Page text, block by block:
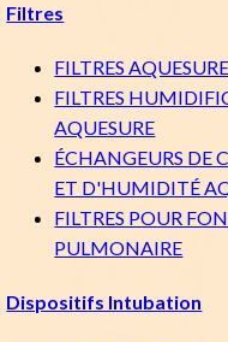
Filtres
FILTRES AQUESURE
FILTRES
AQUESURE
ÉCHANGEURS DE
ET D'HUMIDITÉ
FILTRES POUR
PULMONAIRE
Dispositifs Intubation
1-100 Irene Street